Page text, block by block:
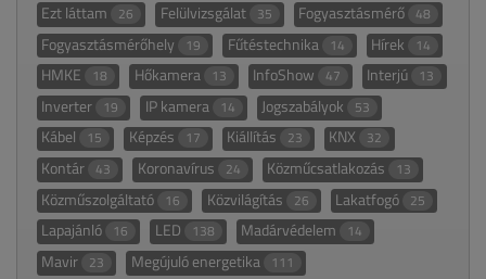
Ezt láttam 26 Felülvizsgálat 35 Fogyasztásmérő 48
Fogyasztásmérőhely 19 Fűtéstechnika 14 Hírek 14
HMKE 18 Hőkamera 13 InfoShow 47 Interjú 13
Inverter 19 IP kamera 14 Jogszabályok 53
Kábel 15 Képzés 17 Kiállítás 23 KNX 32
Kontár 43 Koronavírus 24 Közműcsatlakozás 13
Közműszolgáltató 16 Közvilágítás 26 Lakatfogó 25
Lapajánló 16 LED 138 Madárvédelem 14
Mavir 23 Megújuló energetika 111